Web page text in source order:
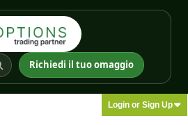
Richiedi il tuo omaggio
Login or Sign Up